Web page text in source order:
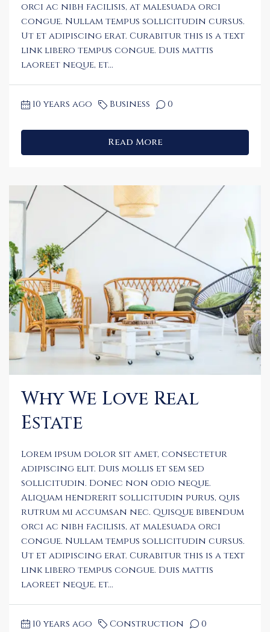
orci ac nibh facilisis, at malesuada orci
congue. Nullam tempus sollicitudin cursus.
Ut et adipiscing erat. Curabitur this is a text
link libero tempus congue. Duis mattis
laoreet neque, et...
10 years ago Business 0
Read More
Why We Love Real
Estate
Lorem ipsum dolor sit amet, consectetur
adipiscing elit. Duis mollis et sem sed
sollicitudin. Donec non odio neque.
Aliquam hendrerit sollicitudin purus, quis
rutrum mi accumsan nec. Quisque bibendum
orci ac nibh facilisis, at malesuada orci
congue. Nullam tempus sollicitudin cursus.
Ut et adipiscing erat. Curabitur this is a text
link libero tempus congue. Duis mattis
laoreet neque, et...
10 years ago Construction 0